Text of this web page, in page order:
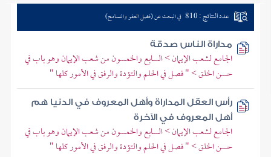
عدد النتائج : 810 في البحث عن (فضل العفو والتسامح)
مداراة الناس صدقة
الجامع لشعب الإيمان > السابع والخمسون من شعب الإيمان وهو باب في
حسن الخلق > " فصل في الحلم والتؤدة والرفق في الأمور كلها "
رأس العقل المداراة وأهل المعروف في الدنيا هم
أهل المعروف في الآخرة
الجامع لشعب الإيمان > السابع والخمسون من شعب الإيمان وهو باب في
حسن الخلق > " فصل في الحلم والتؤدة والرفق في الأمور كلها "